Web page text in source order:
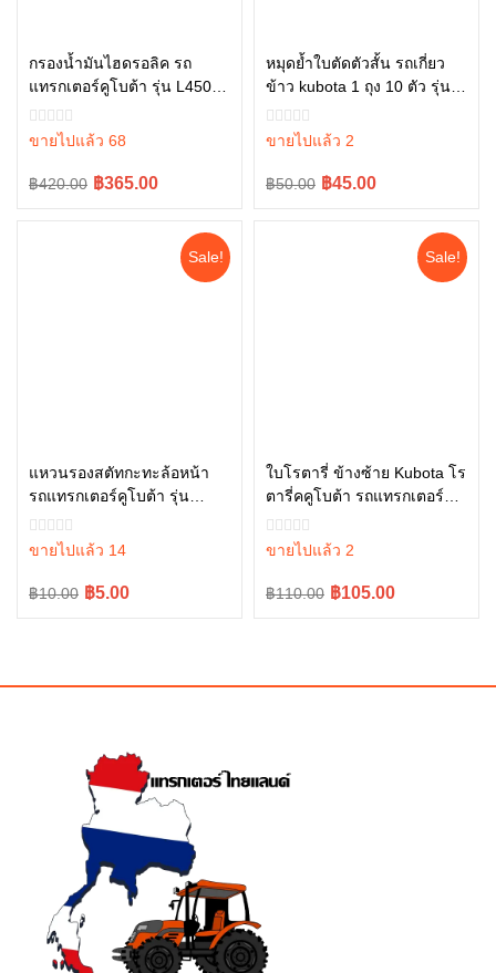
กรองน้ำมันไฮดรอลิค รถ
แทรกเตอร์คูโบต้า รุ่น L4508,
L4708, L5018 , W9501-
45101
ขายไปแล้ว 68
฿420.00
Original ฿365.00
Current
หยิบใส่ตะกร้า
หมุดย้ำใบตัดตัวสั้น รถเกี่ยว
ข้าว kubota 1 ถุง 10 ตัว รุ่น
DC70 5T072-51380
ขายไปแล้ว 2
฿50.00
Original฿45.00
Current
หยิบใส่ตะกร้า
Sale!
แหวนรองสตัทกะทะล้อหน้า
รถแทรกเตอร์คูโบต้า รุ่น
L3408, L4508 04013-60140
ขายไปแล้ว 14
฿10.00
Original฿5.00
Current
หยิบใส่ตะกร้า
Sale!
ใบโรตารี่ ข้างซ้าย Kubota โร
ตารี่คคูโบต้า รถแทรกเตอร์คู
โบต้า รุ่น L4708 L5018
W9518-54061
ขายไปแล้ว 2
฿110.00
Original ฿105.00
Current
หยิบใส่ตะกร้า